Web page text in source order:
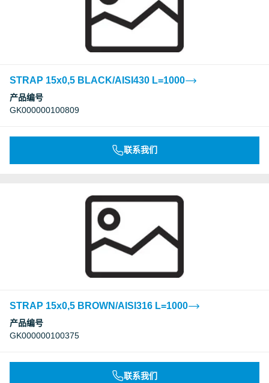
STRAP 15x0,5 BLACK/AISI430 L=1000
产品编号
GK000000100809
联系我们
STRAP 15x0,5 BROWN/AISI316 L=1000
产品编号
GK000000100375
联系我们